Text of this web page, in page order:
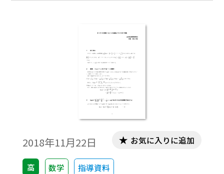
生徒の興味・関心を引きそうにない。そこ
で，生徒の興味・関心を引きそうな例を
「連分数」に求め考察してみたい。※文中
の数式は，「Tosho数式エディタ」で作成さ
れています。ワード文書で数式を正しく表示
するためには，「Tosho数式エディタ」が導
入されていることが必要です。無償ダウンロ
ードはこちら→無償ダウンロードのご案内
2018年11月22日
高 数学 指導資料
お気に入りに追加